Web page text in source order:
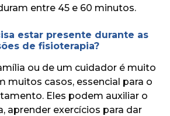
entre 45 e 60 minutos.
estar presente durante as
de fisioterapia?
ou de um cuidador é muito
muitos casos, essencial para o
Eles podem auxiliar o
aprender exercícios para dar